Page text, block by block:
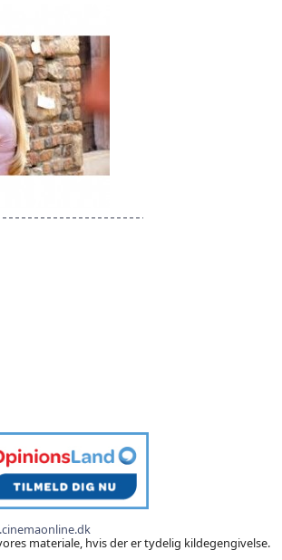
materiale, hvis der er tydelig kildegengivelse.